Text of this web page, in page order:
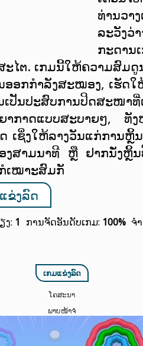
ທ່ານວາ
ລະວັງວ່
ກະດານ
ໄຕ. ເກມນີ້ໃຫ້ຄວາມສົມດູ
ອກກຳລັງສະໝອງ, ເຮັດໃ
ປັນປະສົບການປິດສະໜາທີ່
ກາດແບບສະບາຍໆ, ທັງ
ເຊິ່ງໃຫ້ລາງວັນແກ່ການຫຼິ້
ອງສາມນາທີ ຫຼື ຢາກນັ່ງຫຼິ້
ເໝາະສົມກັ
ຂ່ງລົດ
ງ: 1 ການຈັດອັນດັບເກມ: 100% ຈ
ເກມແຂ່ງລົດ
ໂຄສະນາ
ພາບໜ້າຈໍ